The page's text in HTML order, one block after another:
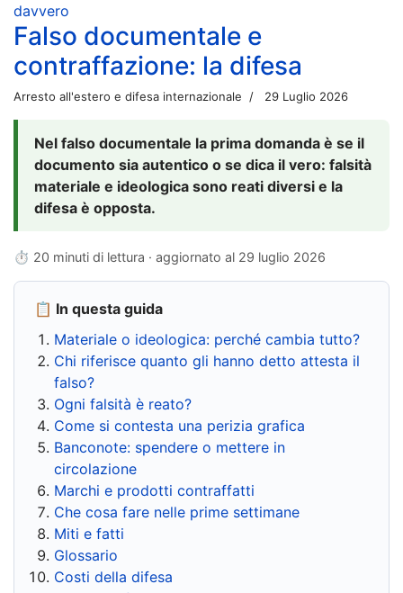
davvero
Falso documentale e
contraffazione: la difesa
Arresto all'estero e difesa internazionale 29 Luglio 2026
Nel falso documentale la prima domanda è se il
documento sia autentico o se dica il vero: falsità
materiale e ideologica sono reati diversi e la
difesa è opposta.
⏱ 20 minuti di lettura · aggiornato al 29 luglio 2026
📋 In questa guida
Materiale o ideologica: perché cambia tutto?
Chi riferisce quanto gli hanno detto attesta il
falso?
Ogni falsità è reato?
Come si contesta una perizia grafica
Banconote: spendere o mettere in
circolazione
Marchi e prodotti contraffatti
Che cosa fare nelle prime settimane
Miti e fatti
Glossario
Costi della difesa